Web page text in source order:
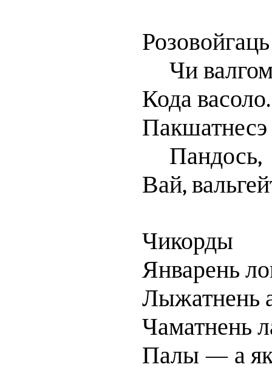
Розовойгаць
Чи
Кода
Пакшатнесэ
Пандось,
Вай,
Чикорды
Январень
Лыжатнень
Чаматнень
Палы — а